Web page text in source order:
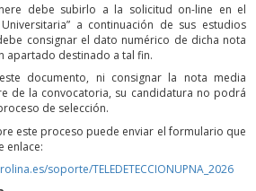
debe subirlo a la solicitud on-line en el
a continuación de sus estudios
consignar el dato numérico de dicha nota
apartado destinado a tal fin.
documento, ni consignar la nota media
de la convocatoria, su candidatura no podrá
de selección.
este proceso puede enviar el formulario que
enlace:
soporte/TELEDETECCIONUPNA_2026